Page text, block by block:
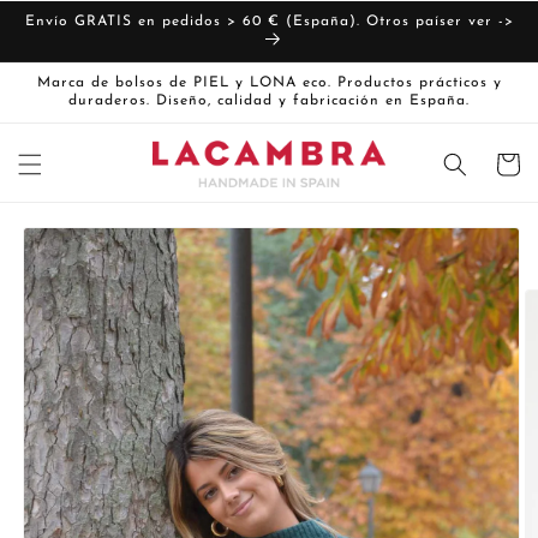
directamente
Envío GRATIS en pedidos > 60 € (España). Otros paíser ver ->
Marca de bolsos de PIEL y LONA eco. Productos prácticos y
duraderos. Diseño, calidad y fabricación en España.
Carrito
La
imagen
ya
está
disponible
en
la
vista
de
directamente
a la
información
del producto